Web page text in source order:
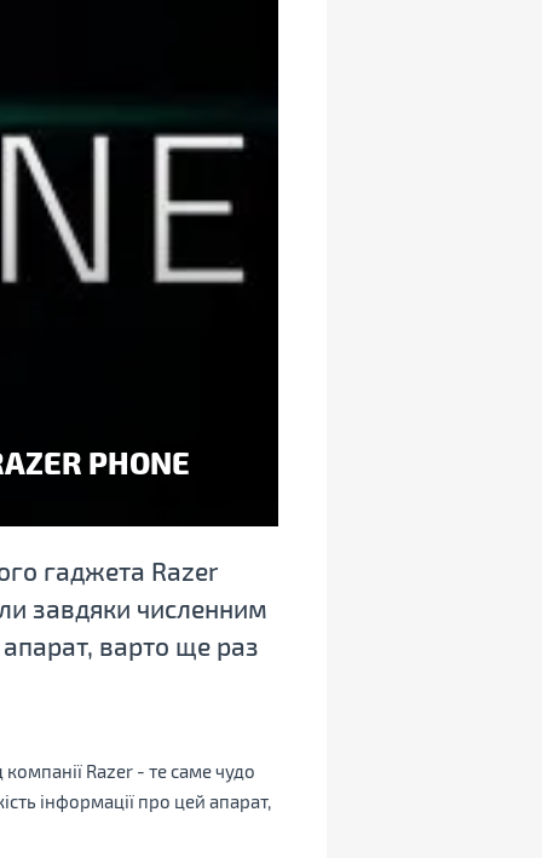
PHONE
гаджета Razer
завдяки численним
апарат, варто ще раз
Razer - те саме чудо
інформації про цей апарат,